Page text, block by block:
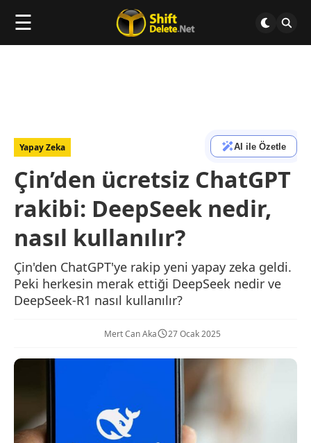
☰
Yapay Zeka AI ile Özetle
Çin’den ücretsiz ChatGPT
rakibi: DeepSeek nedir,
nasıl kullanılır?
Çin'den ChatGPT'ye rakip yeni yapay zeka geldi.
Peki herkesin merak ettiği DeepSeek nedir ve
DeepSeek-R1 nasıl kullanılır?
Mert Can Aka 27 Ocak 2025